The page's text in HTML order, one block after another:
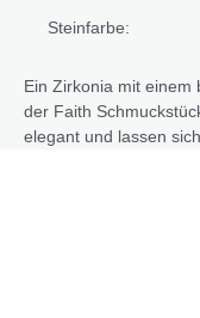
Steinfarbe:
Ein Zirkonia mit einem
der Faith
elegant und lassen